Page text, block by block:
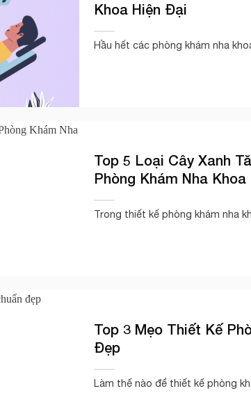
Khoa Hiện Đại
Hầu hết các phòng khám nha
Top 5 Loại Cây Xanh
Phòng Khám Nha Khoa
Trong thiết kế phòng khám nha
Top 3 Mẹo Thiết Kế
Đẹp
Làm thế nào để thiết kế phòng